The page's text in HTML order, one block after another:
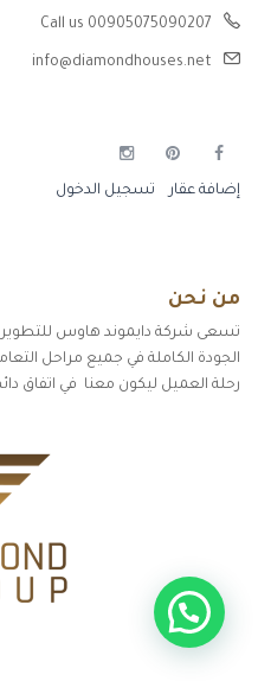
Call us 00905075090207
info@diamondhouses.net
إضافة عقار تسجيل الدخول
من نحن
تسعى شركة دايموند هاوس للتطوير
الجودة الكاملة في جميع مراحل
رحلة العميل ليكون معنا في اتفاق